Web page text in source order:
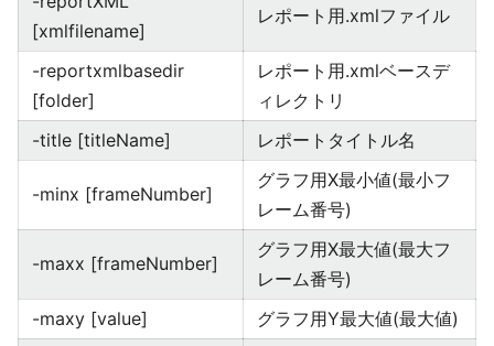
[xmlfilename]
レポート用.xmlファイル
-reportxmlbasedir
[folder]
レポート用.xmlベースデ
ィレクトリ
-title [titleName]
レポートタイトル名
-minx [frameNumber]
グラフ用X最小値(最小フ
レーム番号)
-maxx [frameNumber]
グラフ用X最大値(最大フ
レーム番号)
-maxy [value]
グラフ用Y最大値(最大値)